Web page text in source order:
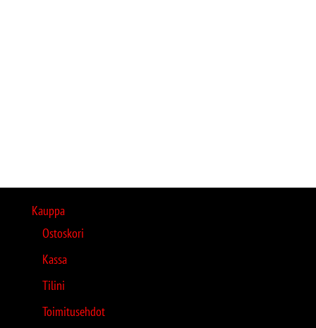
Kauppa
Ostoskori
Kassa
Tilini
Toimitusehdot